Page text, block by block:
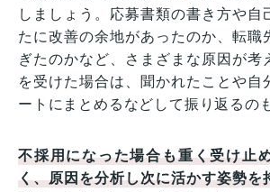
しましょう。応募書類の書き方や自
たに改善の余地があったのか、転職
ぎたのかなど、さまざまな原因が考
を受けた場合は、聞かれたことや自
ートにまとめるなどして振り返るの
不採用になった場合も重く受け止
く、原因を分析し次に活かす姿勢を